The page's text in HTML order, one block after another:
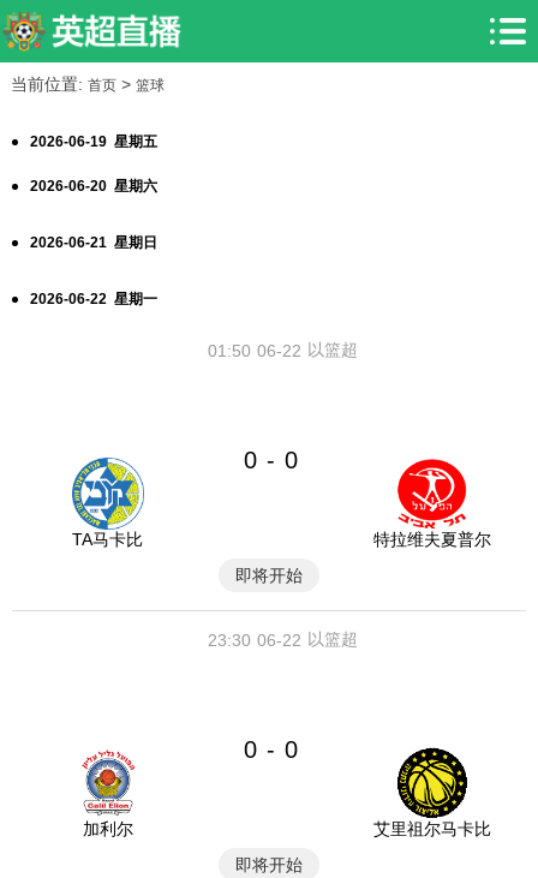
当前位置: 首页> 篮球
2026-06-19 星期五
2026-06-20 星期六
2026-06-21 星期日
2026-06-22 星期一
06-22
01:50 以篮超
TA马卡比
0 - 0
特拉维夫夏普尔
即将开始
06-22
23:30 以篮超
加利尔
0 - 0
艾里祖尔马卡比
即将开始